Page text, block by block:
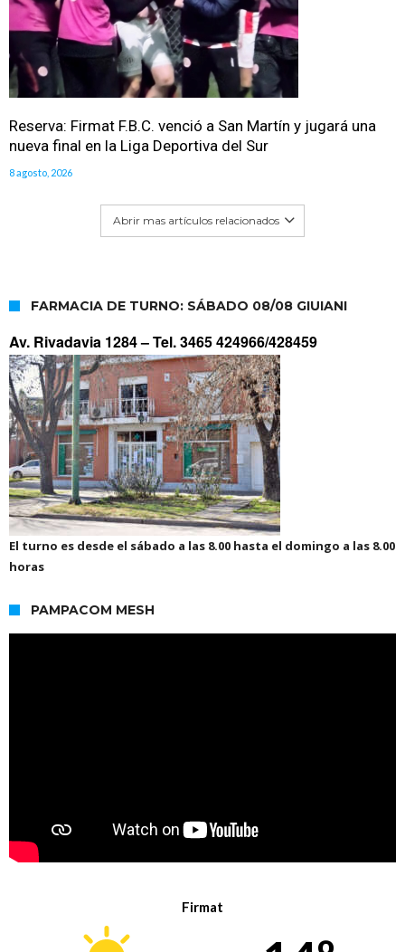
Reserva: Firmat F.B.C. venció a San Martín y jugará una
nueva final en la Liga Deportiva del Sur
8 agosto, 2026
Abrir mas artículos relacionados
FARMACIA DE TURNO: SÁBADO 08/08 GIUIANI
Av. Rivadavia 1284 –Tel. 3465 424966/428459
El turno es desde el sábado a las 8.00 hasta el domingo a las 8.00
horas
PAMPACOM MESH
Firmat